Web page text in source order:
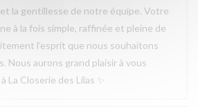
la gentillesse de notre équipe. Votre
à la fois simple, raffinée et pleine de
l’esprit que nous souhaitons
Nous aurons grand plaisir à vous
La Closerie des Lilas ✨